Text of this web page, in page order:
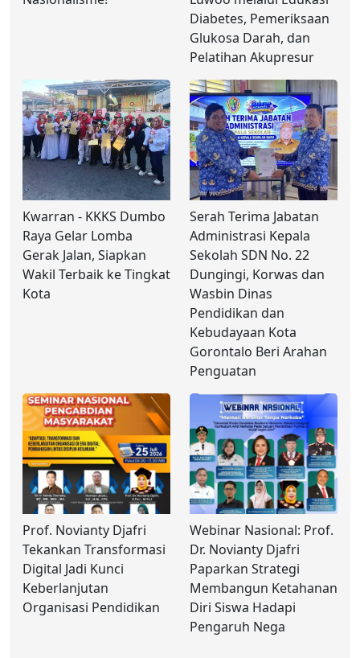
Diabetes, Pemeriksaan
Glukosa Darah, dan
Pelatihan Akupresur
Kwarran - KKKS Dumbo
Raya Gelar Lomba
Gerak Jalan, Siapkan
Wakil Terbaik ke Tingkat
Kota
Serah Terima Jabatan
Administrasi Kepala
Sekolah SDN No. 22
Dungingi, Korwas dan
Wasbin Dinas
Pendidikan dan
Kebudayaan Kota
Gorontalo Beri Arahan
Penguatan
Prof. Novianty Djafri
Tekankan Transformasi
Digital Jadi Kunci
Keberlanjutan
Organisasi Pendidikan
Webinar Nasional: Prof.
Dr. Novianty Djafri
Paparkan Strategi
Membangun Ketahanan
Diri Siswa Hadapi
Pengaruh Nega